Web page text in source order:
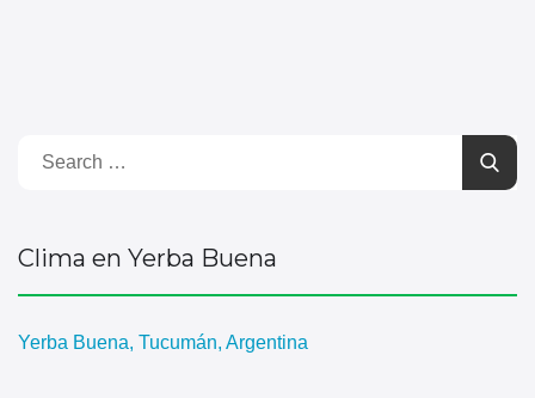
Clima en Yerba Buena
Yerba Buena, Tucumán, Argentina